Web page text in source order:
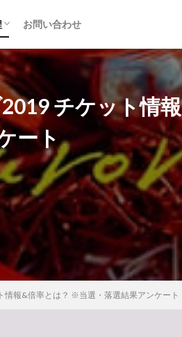
)
お問い合わせ
チケット情報
ート
情報&倍率とは？ ※当選・落選結果アンケート